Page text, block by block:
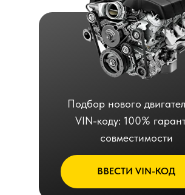
ВВЕСТИ VIN-КОД
Подбор нового
VIN-коду: 100%
совместимости